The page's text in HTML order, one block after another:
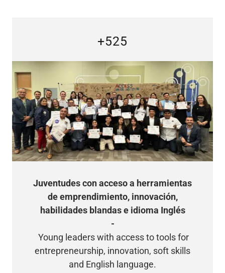
+525
Juventudes con acceso a herramientas
de emprendimiento, innovación,
habilidades blandas e idioma Inglés
-
Young leaders with access to tools for
entrepreneurship, innovation, soft skills
and English language.